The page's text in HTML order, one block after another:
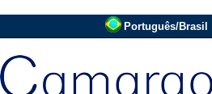
Português/Brasil